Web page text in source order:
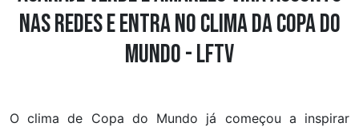
nas redes e entra no clima da Copa do
Mundo - LFTV
O clima de Copa do Mundo já começou a inspirar